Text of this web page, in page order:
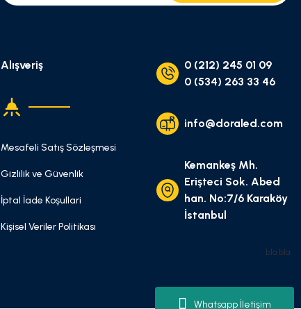
Whatsapp İletişim
Alışveriş
Mesafeli Satış Sözleşmesi
Gizlilik ve Güvenlik
İptal İade Koşullari
Kişisel Veriler Politikası
0 (212) 245 01 09
0 (534) 263 33 46
info@doraled.com
Kemankeş Mh.
Erişteci Sok. Abed
han. No:7/6 Karaköy
İstanbul
bla bla